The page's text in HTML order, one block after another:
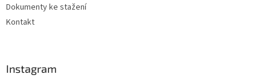
Dokumenty ke stažení
Kontakt
Instagram